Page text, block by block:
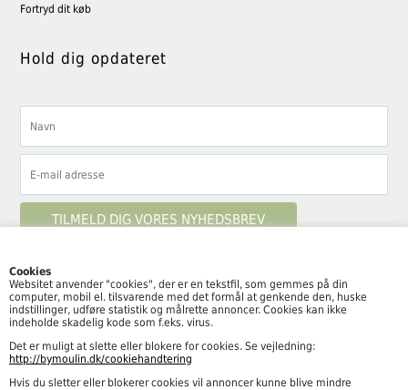
Cookies
Websitet anvender "cookies", der er en tekstfil, som gemmes på din
computer, mobil el. tilsvarende med det formål at genkende den, huske
indstillinger, udføre statistik og målrette annoncer. Cookies kan ikke
indeholde skadelig kode som f.eks. virus.
Det er muligt at slette eller blokere for cookies. Se vejledning:
http://bymoulin.dk/cookiehandtering
Hvis du sletter eller blokerer cookies vil annoncer kunne blive mindre
Fortryd dit køb
Hold dig opdateret
Følg By Moulin her